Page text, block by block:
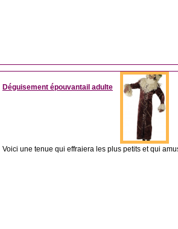
Déguisement épouvantail adulte
Voici une tenue qui effraiera les plus petits et qui